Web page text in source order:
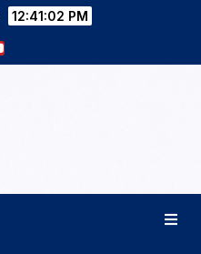
12:41:02 PM